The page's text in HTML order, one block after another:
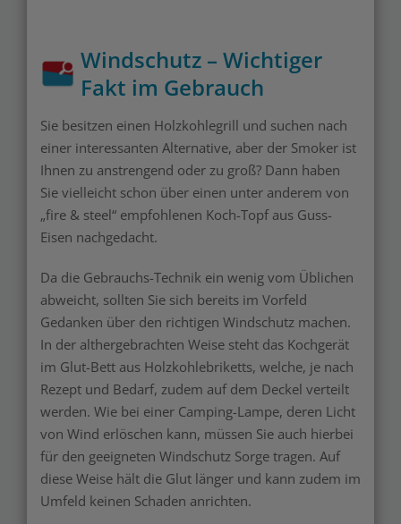
Windschutz – Wichtiger
Fakt im Gebrauch
Sie besitzen einen Holzkohlegrill und suchen nach
einer interessanten Alternative, aber der Smoker ist
Ihnen zu anstrengend oder zu groß? Dann haben
Sie vielleicht schon über einen unter anderem von
„fire & steel“ empfohlenen Koch-Topf aus Guss-
Eisen nachgedacht.
Da die Gebrauchs-Technik ein wenig vom Üblichen
abweicht, sollten Sie sich bereits im Vorfeld
Gedanken über den richtigen Windschutz machen.
In der althergebrachten Weise steht das Kochgerät
im Glut-Bett aus Holzkohlebriketts, welche, je nach
Rezept und Bedarf, zudem auf dem Deckel verteilt
werden. Wie bei einer Camping-Lampe, deren Licht
von Wind erlöschen kann, müssen Sie auch hierbei
für den geeigneten Windschutz Sorge tragen. Auf
diese Weise hält die Glut länger und kann zudem im
Umfeld keinen Schaden anrichten.